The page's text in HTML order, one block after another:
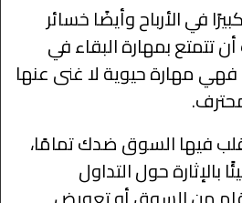
في الأرباح وأيضًا خسائر
تتمتع بمهارة البقاء في
مهارة حيوية لا غنى عنها
فيها السوق ضدك تمامًا،
بالإثارة حول التداول